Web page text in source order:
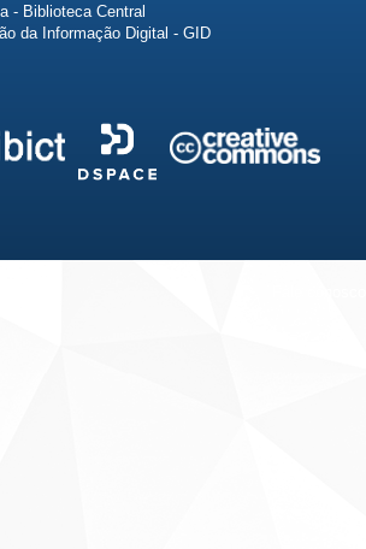
- Biblioteca Central
da Informação Digital - GID